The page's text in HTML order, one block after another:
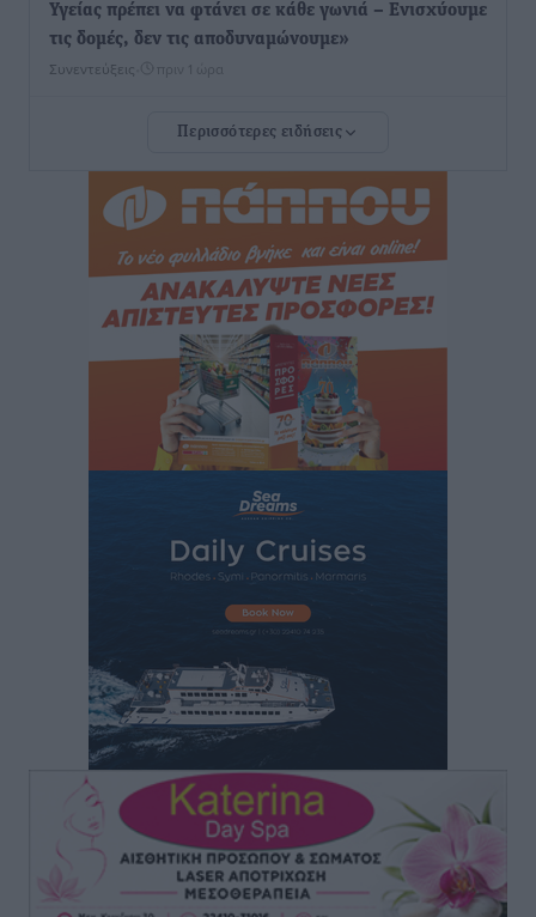
Υγείας πρέπει να φτάνει σε κάθε γωνιά – Ενισχύουμε
τις δομές, δεν τις αποδυναμώνουμε»
Συνεντεύξεις πριν 1 ώρα
Ιδρυμα Ωνάση: Το όραμα πίσω από τα δύο νέα
Συνεντεύξεις• πριν 2 ώρες
Μιχάλης Χουρδάκης: «Η χώρα χρειάζεται μια
αξιόπιστη εναλλακτική κυβερνητική πρόταση»
Συνεντεύξεις• πριν 2 ώρες
Σεβ. Μητροπολίτης Ρόδου κ. Κύριλλος: «Ο Αύγουστος
είναι ο μήνας της Παναγίας και η Θεία Λειτουργία η
καρδιά της ζωής της Εκκλησίας»
Συνεντεύξεις• πριν 2 ώρες
έχουν τεράστιες ευκαιρίες συνεργασίας – Η Ρόδος
πριν 2 ώρες
Τσαμπίκα Διαμαντή: Η Ρόδος δεν μπορεί να σχεδιάζει
το μέλλον της μέσα στην αβεβαιότητα
Συνεντεύξεις• πριν 2 ώρες
Η υπογεννητικότητα βάζει λουκέτο σε 11 σχολεία
Πρωτοβάθμιας στα Δωδεκάνησα
πριν 2 ώρες
Περισσότερες ειδήσεις